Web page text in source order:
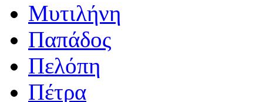
Μυτιλήνη
Παπάδος
Πελόπη
Πέτρα